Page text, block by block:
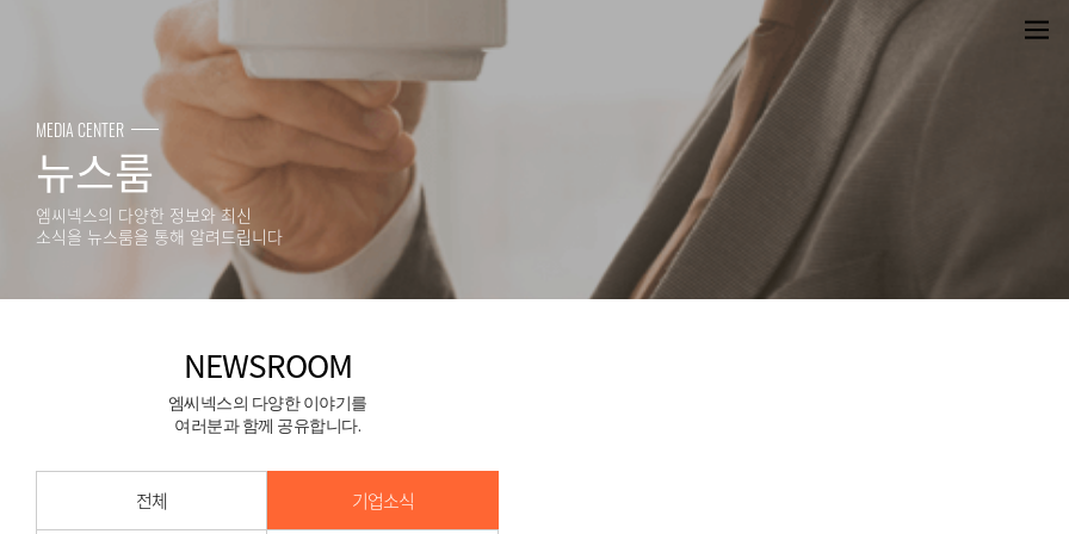
MEDIA CENTER
뉴스룸
엠씨넥스의 다양한 정보와 최신
소식을 뉴스룸을 통해 알려드립니다
NEWSROOM
엠씨넥스의 다양한 이야기를
여러분과 함께 공유합니다.
전체 기업소식